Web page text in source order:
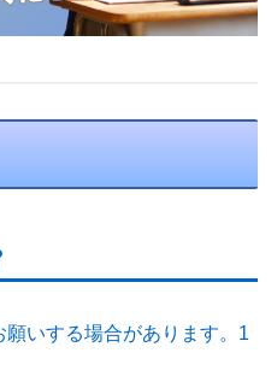
いする場合があります。1